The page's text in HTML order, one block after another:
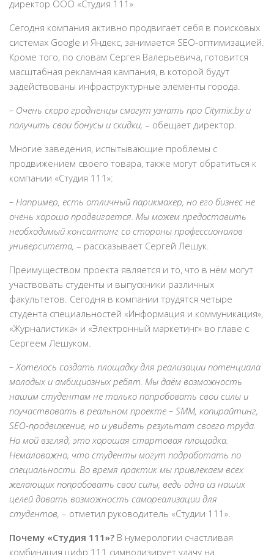
директор ООО «Студия 111».
Сегодня компания активно продвигает себя в поисковых
системах Google и Яндекс, занимается SEO-оптимизацией.
Кроме того, по словам Сергея Валерьевича, готовится
масштабная рекламная кампания, в которой будут
задействованы инфраструктурные элементы города.
– Очень скоро гродненцы смогут узнать про Citymix.by и
получить свои бонусы и скидки, – обещает директор.
Многие заведения, испытывающие проблемы с
продвижением своего товара, также могут обратиться к
компании «Студия 111»:
– Например, есть отличный парикмахер, но его бизнес не
очень хорошо продвигается. Мы можем предоставить
необходимый консалтинг со стороны профессионалов
университета, – рассказывает Сергей Лешук.
Преимуществом проекта является и то, что в нём могут
участвовать студенты и выпускники различных
факультетов. Сегодня в компании трудятся четыре
студента специальностей «Информация и коммуникация»,
«Журналистика» и «Электронный маркетинг» во главе с
Сергеем Лешуком.
– Хотелось создать площадку для реализации потенциала
молодых и амбициозных ребят. Мы даём возможность
нашим студентам не только попробовать свои силы и
поучаствовать в реальном проекте – SMM, копирайтинг,
SEO-продвижение, но и увидеть результат своего труда.
На мой взгляд, это хорошая стартовая площадка.
Немаловажно, что студенты могут подработать по
специальности. Во время практик мы привлекаем всех
желающих попробовать свои силы, ведь одна из наших
целей давать возможность самореализации для
студентов, – отметил руководитель «Студии 111».
Почему «Студия 111»? В нумерологии счастливая
комбинация цифр 111 символизирует удачу на